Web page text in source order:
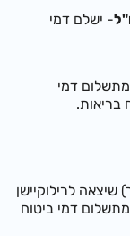
- ישלם דמי
דמי
לרילוקיישן
דמי ביטוח